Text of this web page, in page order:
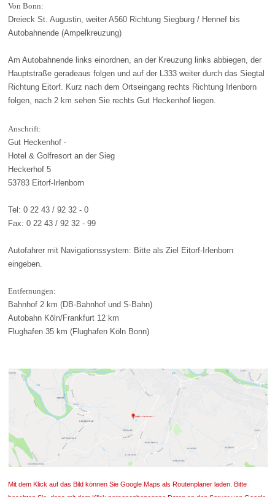
Von Bonn:
Dreieck St. Augustin, weiter A560 Richtung Siegburg / Hennef bis
Autobahnende (Ampelkreuzung)
Am Autobahnende links einordnen, an der Kreuzung links abbiegen, der
Hauptstraße geradeaus folgen und auf der L333 weiter durch das Siegtal
Richtung Eitorf. Kurz nach dem Ortseingang rechts Richtung Irlenborn
folgen, nach 2 km sehen Sie rechts Gut Heckenhof liegen.
Anschrift:
Gut Heckenhof -
Hotel & Golfresort an der Sieg
Heckerhof 5
53783 Eitorf-Irlenborn
Tel: 0 22 43 / 92 32 - 0
Fax: 0 22 43 / 92 32 - 99
Autofahrer mit Navigationssystem: Bitte als Ziel Eitorf-Irlenborn
eingeben.
Entfernungen:
Bahnhof 2 km (DB-Bahnhof und S-Bahn)
Autobahn Köln/Frankfurt 12 km
Flughafen 35 km (Flughafen Köln Bonn)
Mit dem Klick auf das Bild können Sie Google Maps als Routenplaner laden. Bitte